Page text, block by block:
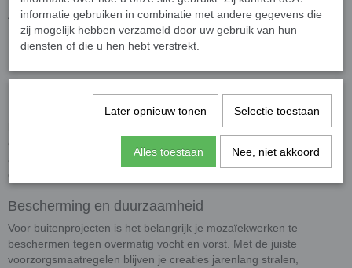
Afmetingen
Afmetingen: 20 x 20 mm groot en 4 mm dik.
De glitter kristalglas mozaïeksteentjes voegen met hun intense
kleuren en glanzende afwerking een levendige uitstraling toe aan
elk project. Gebruik ze om randen, contouren, of grotere vlakken te
accentueren. De glitter kristalglas mozaïeksteentjes geven je
creaties een unieke en elegante uitstraling.
Bescherming en duurzaamheid
Voor buitenprojecten is het belangrijk je mozaïekwerken te
beschermen tegen overmatig vocht en vorst. Met de juiste
voorzorgsmaatregelen blijven je creaties jarenlang stralen,
informatie gebruiken in combinatie met andere gegevens die
zij mogelijk hebben verzameld door uw gebruik van hun
diensten of die u hen hebt verstrekt.
Later opnieuw tonen Selectie toestaan
Alles toestaan Nee, niet akkoord